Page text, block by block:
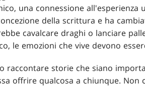
una connessione
della scrittura e ha
cavalcare draghi o lanciare
le emozioni che vive devono
raccontare storie che siano
offrire qualcosa a chiunque. Non